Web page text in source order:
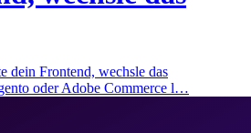
dein Frontend, wechsle das
oder Adobe Commerce l…